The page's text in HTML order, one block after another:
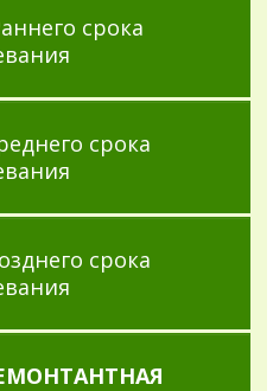
срока
срока
срока